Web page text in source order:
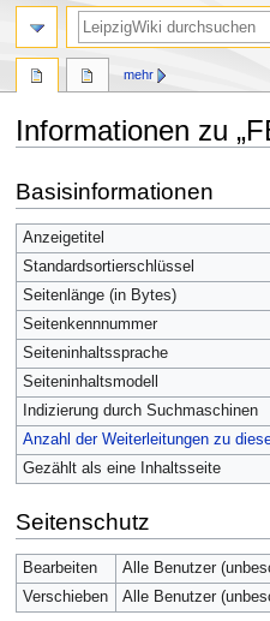
Informationen zu
Navigation
springen
Suche
springen
Basisinformationen
Anzeigetitel
Standardsortierschlüssel
Seitenlänge (in Bytes)
Seitenkennnummer
Seiteninhaltssprache
Seiteninhaltsmodell
Indizierung durch Suchmaschinen
Anzahl der Weiterleitungen zu
Gezählt als eine Inhaltsseite
Seitenschutz
Bearbeiten
Alle Benutzer
Verschieben
Alle Benutzer
mehr